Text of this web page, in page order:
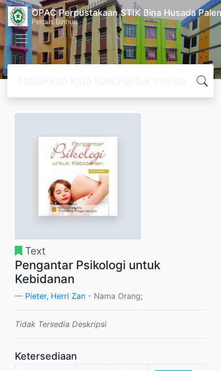
OPAC Perpustakaan STIK Bina Husada
Perpus Binhus
Text
Pengantar Psikologi untuk
Kebidanan
Pieter, Herri Zan - Nama Orang;
Tidak Tersedia Deskripsi
Ketersediaan